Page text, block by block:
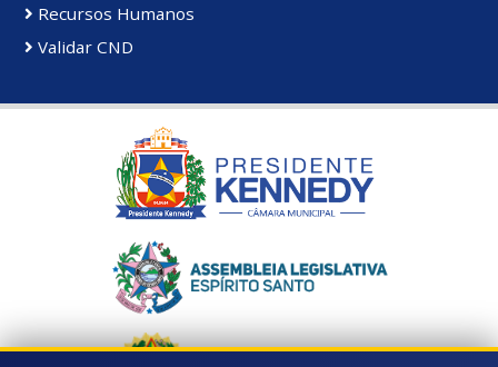
Recursos Humanos
Validar CND